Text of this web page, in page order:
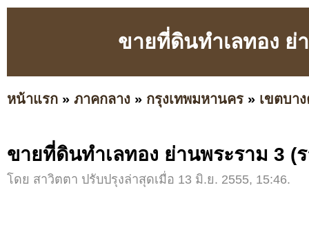
ขายที่ดินทำเลทอง ย่
หน้าแรก » ภาคกลาง » กรุงเทพมหานคร » เขตบา
ขายที่ดินทำเลทอง ย่านพระราม 3 (
โดย สาวิตตา ปรับปรุงล่าสุดเมื่อ 13 มิ.ย. 2555, 15:46.